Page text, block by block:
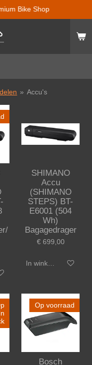
Bike Shop
» Accu's
SHIMANO
Accu
(SHIMANO
STEPS) BT-
E6001 (504
Wh)
Bagagedrager
€ 699,00
In winkelwagen
Op voorraad
Bosch